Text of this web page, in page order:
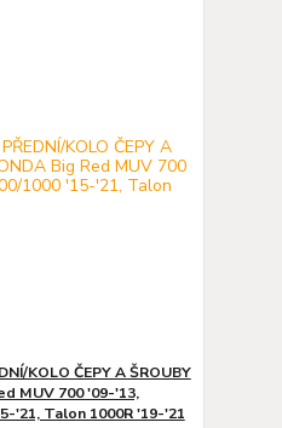
KOLO ČEPY A ŠROUBY
MUV 700 '09-'13,
'21, Talon 1000R '19-'21